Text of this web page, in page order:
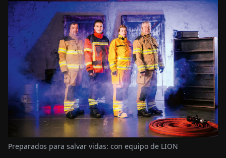
Preparados para salvar vidas: con equipo de LION